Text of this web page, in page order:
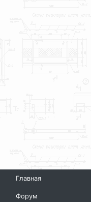
Главная
Форум